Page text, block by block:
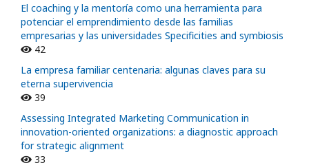
El coaching y la mentoría como una herramienta para
potenciar el emprendimiento desde las familias
empresarias y las universidades Specificities and symbiosis
42
La empresa familiar centenaria: algunas claves para su
eterna supervivencia
39
Assessing Integrated Marketing Communication in
innovation-oriented organizations: a diagnostic approach
for strategic alignment
33